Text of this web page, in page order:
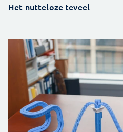
Het nutteloze teveel